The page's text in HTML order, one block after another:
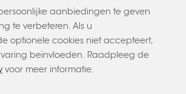
aanbiedingen te geven
te verbeteren. Als u
optionele cookies niet accepteert,
beïnvloeden. Raadpleeg de
voor meer informatie.